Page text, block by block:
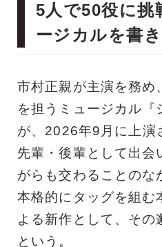
5人で50役に挑
ージカルを書
市村正親が主演を務め
を担うミュージカル『
が、2026年9月に上演
先輩・後輩として出会
がらも交わることのな
本格的にタッグを組む
よる新作として、そ
という。